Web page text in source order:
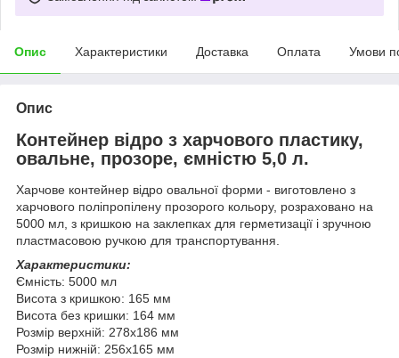
Опис Характеристики Доставка Оплата Умови
Опис
Контейнер відро з харчового пластику,
овальне, прозоре, ємністю 5,0 л.
Харчове контейнер відро овальної форми - виготовлено з
харчового поліпропілену прозорого кольору, розраховано на
5000 мл, з кришкою на заклепках для герметизації і зручною
пластмасовою ручкою для транспортування.
Характеристики:
Ємність: 5000 мл
Висота з кришкою: 165 мм
Висота без кришки: 164 мм
Розмір верхній: 278х186 мм
Розмір нижній: 256х165 мм